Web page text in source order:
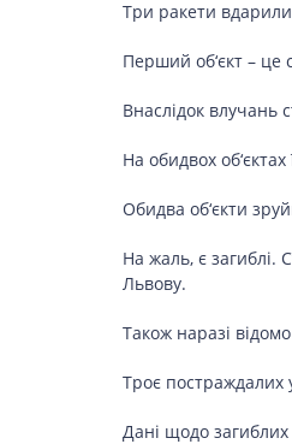
Три ракети вдарили
Перший об‘єкт – це
Внаслідок влучань
На обидвох
Обидва об‘єкти
На жаль, є загиблі.
Львову.
Також наразі
Троє постраждалих
Дані щодо